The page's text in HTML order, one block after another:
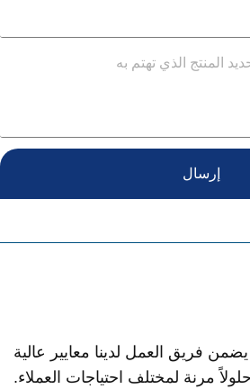
إرسال
فريق العمل لدينا معايير عالية
مرنة لمختلف احتياجات العملاء.